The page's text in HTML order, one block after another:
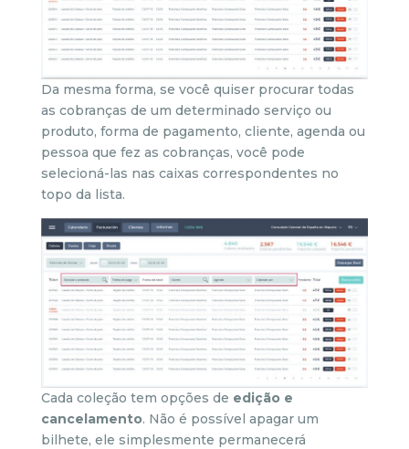
Da mesma forma, se você quiser procurar todas
as cobranças de um determinado serviço ou
produto, forma de pagamento, cliente, agenda ou
pessoa que fez as cobranças, você pode
selecioná-las nas caixas correspondentes no
topo da lista.
Cada coleção tem opções de edição e
cancelamento. Não é possível apagar um
bilhete, ele simplesmente permanecerá